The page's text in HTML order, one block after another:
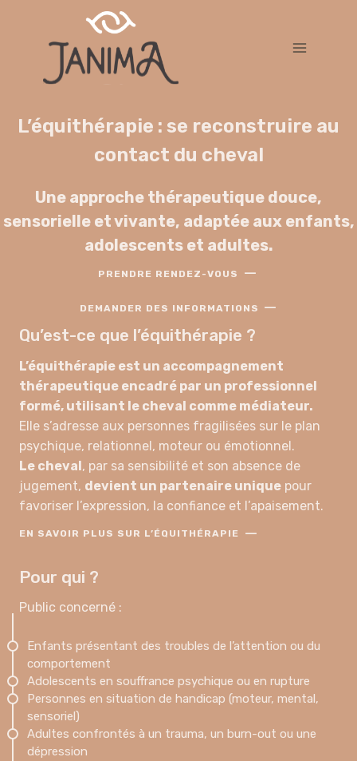
L’équithérapie : se reconstruire au
contact du cheval
Une approche thérapeutique douce,
sensorielle et vivante, adaptée aux enfants,
adolescents et adultes.
PRENDRE RENDEZ-VOUS —
DEMANDER DES INFORMATIONS —
Qu’est-ce que l’équithérapie ?
L’équithérapie est un accompagnement
thérapeutique encadré par un professionnel
formé, utilisant le cheval comme médiateur.
Elle s’adresse aux personnes fragilisées sur le plan
psychique, relationnel, moteur ou émotionnel.
Le cheval, par sa sensibilité et son absence de
jugement, devient un partenaire unique pour
favoriser l’expression, la confiance et l’apaisement.
EN SAVOIR PLUS SUR L’ÉQUITHÉRAPIE —
Pour qui ?
Public concerné :
Enfants présentant des troubles de l’attention ou du
comportement
Adolescents en souffrance psychique ou en rupture
Personnes en situation de handicap (moteur, mental,
sensoriel)
Adultes confrontés à un trauma, un burn-out ou une
dépression